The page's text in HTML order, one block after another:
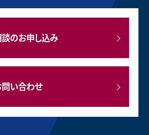
のお申し込み
問い合わせ